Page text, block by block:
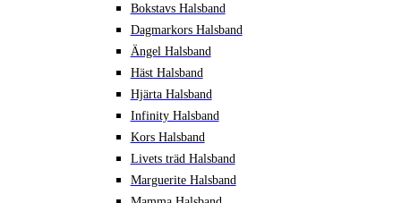
Bokstavs Halsband
Dagmarkors Halsband
Ängel Halsband
Häst Halsband
Hjärta Halsband
Infinity Halsband
Kors Halsband
Livets träd Halsband
Marguerite Halsband